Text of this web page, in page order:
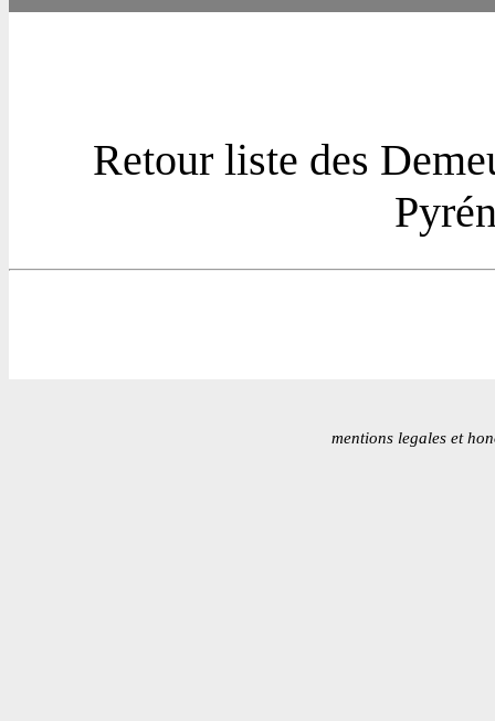
Retour liste des
mentions legales et